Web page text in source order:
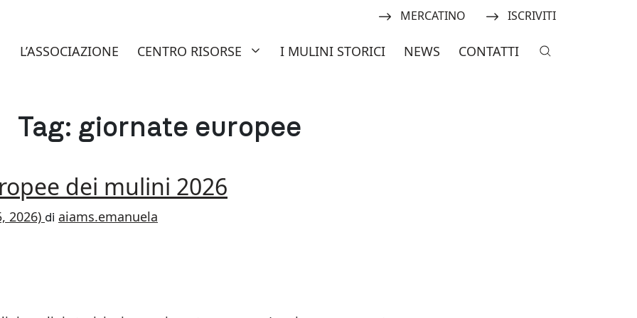
del sito AIAMS – Associazione Italiana Amici dei Mulini
Navigate to:
MERCATINO Navigate to:
ISCRIVITI
L’ASSOCIAZIONE CENTRO RISORSE I MULINI STORICI NEWS CONTATTI
Tag: giornate europee
dei mulini 2026
2026) di aiams.emanuela